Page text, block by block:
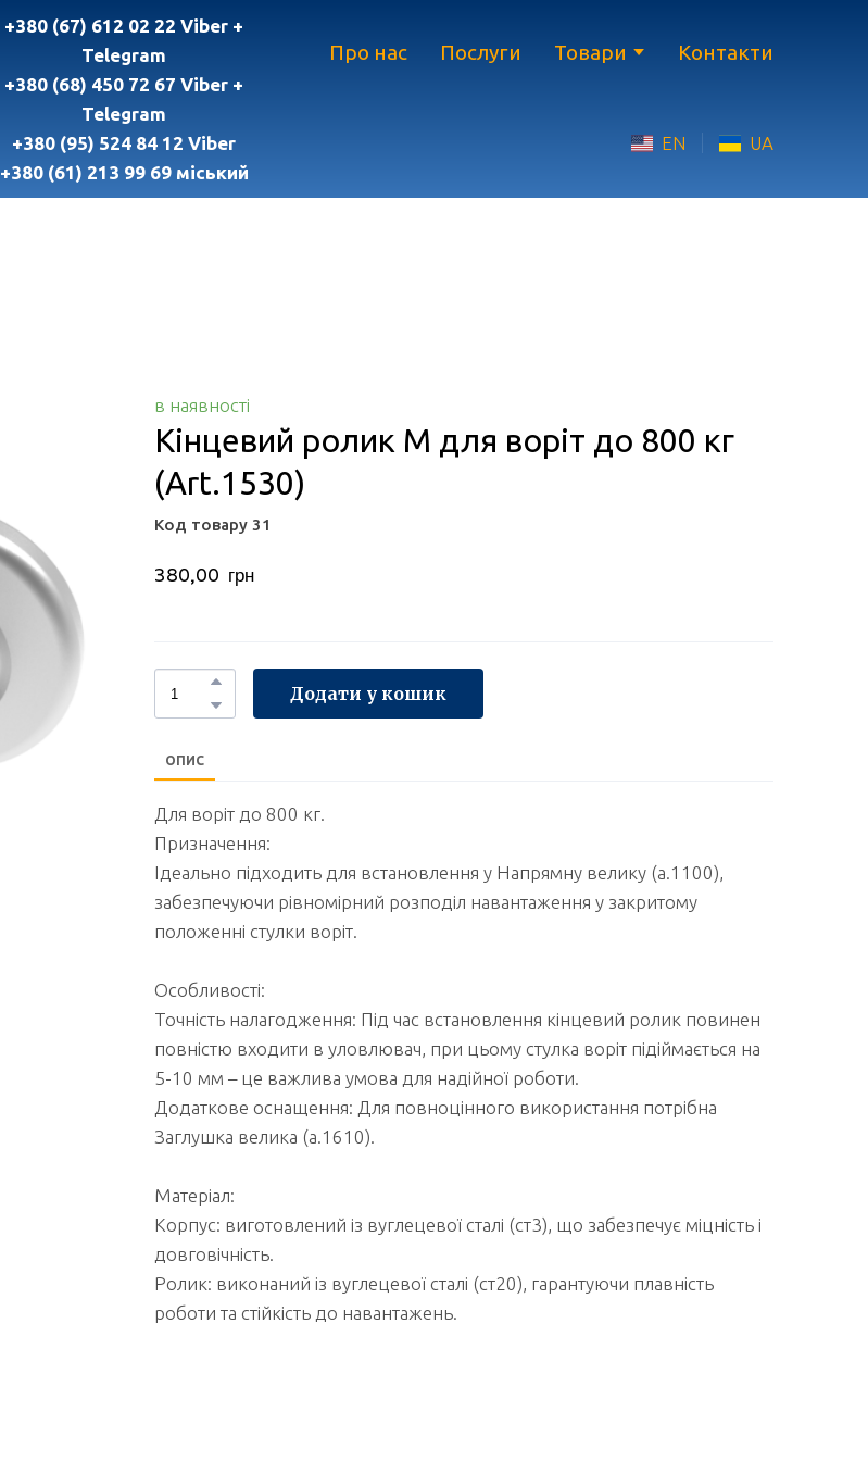
+380 (67) 612 02 22 Viber +
Telegram
+380 (68) 450 72 67 Viber +
Telegram
+380 (95) 524 84 12 Viber
+380 (61) 213 99 69 міський
Про нас Послуги Товари Контакти
EN UA
в наявності
Кінцевий ролик М для воріт до 800 кг
(Art.1530)
Код товару 31
380,00  грн
Додати у кошик
ОПИС
Для воріт до 800 кг.
Призначення:
Ідеально підходить для встановлення у Напрямну велику (а.1100),
забезпечуючи рівномірний розподіл навантаження у закритому
положенні стулки воріт.
Особливості:
Точність налагодження: Під час встановлення кінцевий ролик повинен
повністю входити в уловлювач, при цьому стулка воріт підіймається на
5-10 мм – це важлива умова для надійної роботи.
Додаткове оснащення: Для повноцінного використання потрібна
Заглушка велика (а.1610).
Матеріал:
Корпус: виготовлений із вуглецевої сталі (ст3), що забезпечує міцність і
довговічність.
Ролик: виконаний із вуглецевої сталі (ст20), гарантуючи плавність
роботи та стійкість до навантажень.